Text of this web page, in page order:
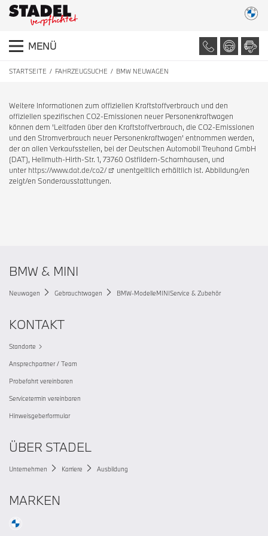
MENÜ
STARTSEITE FAHRZEUGSUCHE BMW NEUWAGEN
Weitere Informationen zum offiziellen Kraftstoffverbrauch und den
offiziellen spezifischen CO2-Emissionen neuer Personenkraftwagen
können dem 'Leitfaden über den Kraftstoffverbrauch, die CO2-Emissionen
und den Stromverbrauch neuer Personenkraftwagen' entnommen werden,
der an allen Verkaufsstellen, bei der Deutschen Automobil Treuhand GmbH
(DAT), Hellmuth-Hirth-Str. 1, 73760 Ostfildern-Scharnhausen, und
unter https://www.dat.de/co2/
unentgeltlich erhältlich ist. Abbildung/en
zeigt/en Sonderausstattungen.
BMW & MINI
Neuwagen Gebrauchtwagen BMW-ModelleMINIService & Zubehör
KONTAKT
Standorte
Ansprechpartner / Team
Probefahrt vereinbaren
Servicetermin vereinbaren
Hinweisgeberformular
ÜBER STADEL
Unternehmen Karriere Ausbildung
MARKEN